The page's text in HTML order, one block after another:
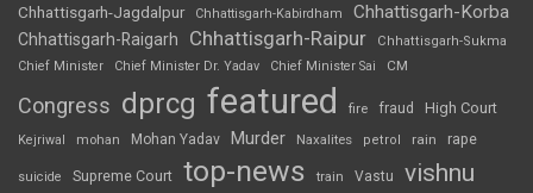
Chhattisgarh-Jagdalpur Chhattisgarh-Kabirdham Chhattisgarh-Korba
Chhattisgarh-Raigarh Chhattisgarh-Raipur
Chhattisgarh-Sukma
Chief Minister
Chief Minister Dr. Yadav Chief Minister Sai CM
Congress dprcg featured fire fraud High Court
Kejriwal mohan Mohan Yadav Murder Naxalites petrol rain rape
suicide Supreme Court top-news train Vastu vishnu